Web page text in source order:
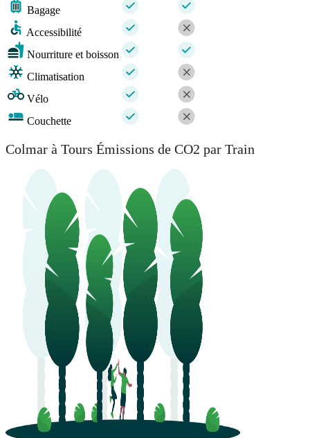
Bagage
Accessibilité
Nourriture et boisson
Climatisation
Vélo
Couchette
Colmar à Tours Émissions de CO2 par Train